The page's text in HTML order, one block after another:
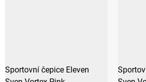
Sportovní čepice Eleven